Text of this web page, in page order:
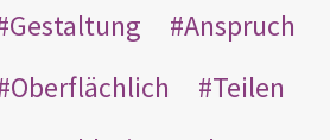
Gestaltung
Anspruch
Oberflächlich
Teilen